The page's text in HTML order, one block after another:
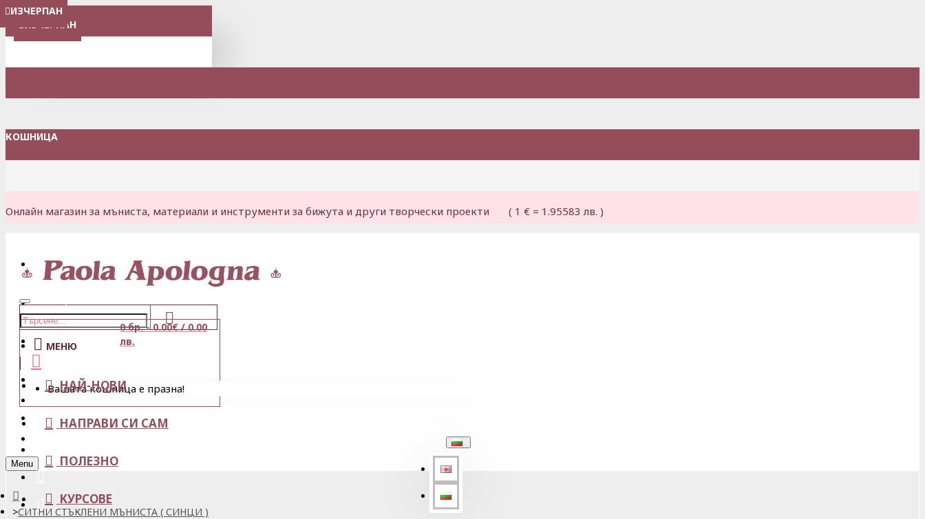
МЕНЮ
КОШНИЦА
Онлайн магазин за мъниста, материали и инструменти за бижута и други творчески проекти ( 1 € = 1.95583 лв. )
Вход
Магазини
Любими
0 бр. - 0.00€ / 0.00
лв.
Вашата кошница е празна!
МЕНЮ
НАЙ-НОВИ
НАПРАВИ СИ САМ
ПОЛЕЗНО
КУРСОВЕ
Menu
СИТНИ СТЪКЛЕНИ МЪНИСТА ( СИНЦИ )
ИЗЧЕРПАН
ИЗЧЕРПАН
ИЗЧЕРПАН
ИЗЧЕРПАН